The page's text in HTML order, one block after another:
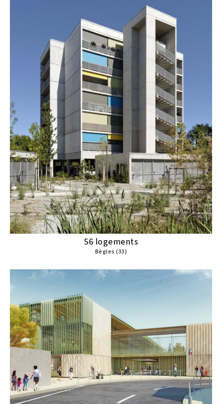
56 logements
Bègles (33)